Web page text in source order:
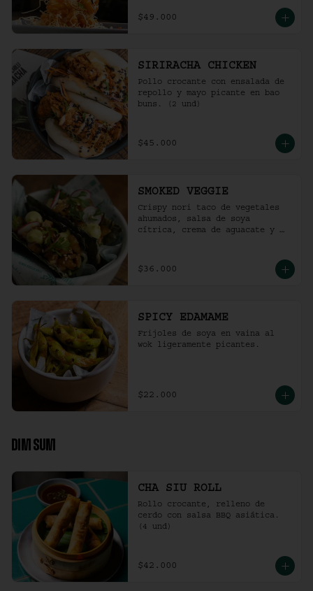
$49.000
SIRIRACHA CHICKEN
Pollo crocante con ensalada de
repollo y mayo picante en bao
buns. (2 und)
$45.000
SMOKED VEGGIE
Crispy nori taco de vegetales
ahumados, salsa de soya
cítrica, crema de aguacate y
$36.000
SPICY EDAMAME
Frijoles de soya en vaina al
wok ligeramente picantes.
$22.000
DIM SUM
CHA SIU ROLL
Rollo crocante, relleno de
cerdo con salsa BBQ asiática.
(4 und)
$42.000